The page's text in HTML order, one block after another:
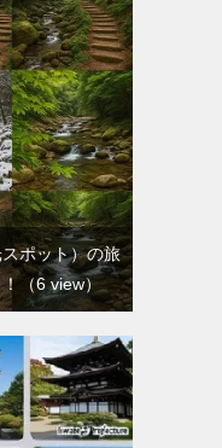
ポット）の旅
（6 view）